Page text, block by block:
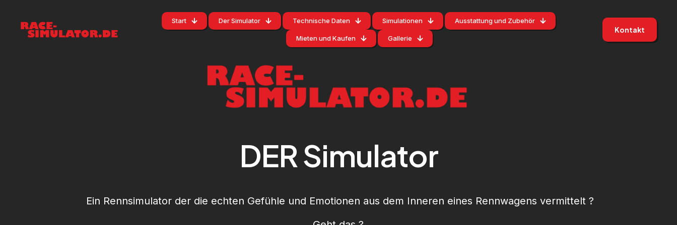
Start Der Simulator Technische Daten Simulationen Ausstattung und Zubehör
Mieten und Kaufen Gallerie
Kontakt
DER Simulator
Ein Rennsimulator der die echten Gefühle und Emotionen aus dem Inneren eines Rennwagens vermittelt ?